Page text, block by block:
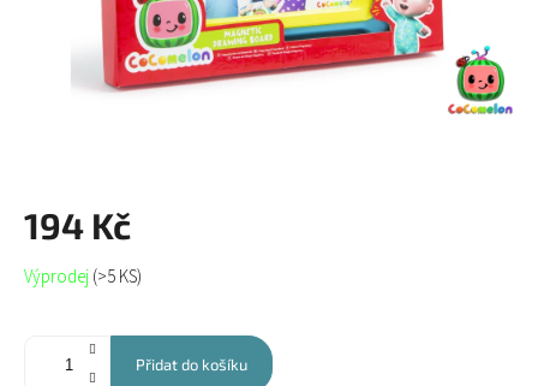
194 Kč
Měrná
cena:
Výprodej(>5 KS)
Přidat do košíku